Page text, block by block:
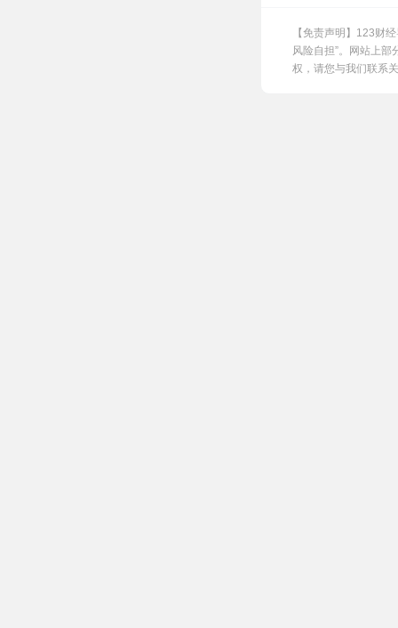
【免责声明】123财
风险自担”。网站上
权，请您与我们联系